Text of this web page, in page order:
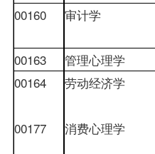
00160 审计学
00163 管理心理学
00164
劳动经济学
00177
消费心理学